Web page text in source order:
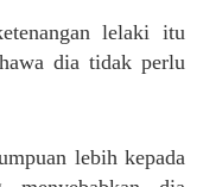
lelaki itu
dia tidak perlu
lebih kepada